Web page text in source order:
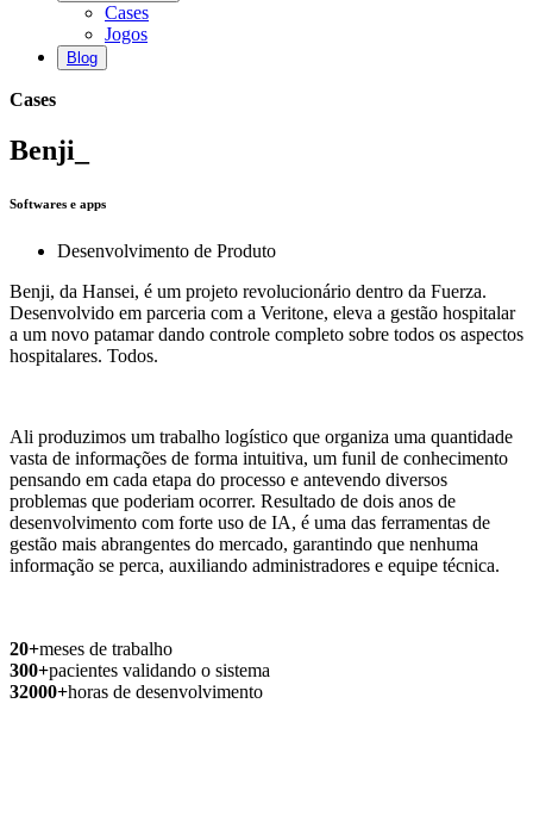
Cases
Jogos
Blog
Cases
Benji_
Softwares e apps
Desenvolvimento de Produto
Benji, da Hansei, é um projeto revolucionário dentro da Fuerza.
Desenvolvido em parceria com a Veritone, eleva a gestão hospitalar
a um novo patamar dando controle completo sobre todos os aspectos
hospitalares. Todos.
Ali produzimos um trabalho logístico que organiza uma quantidade
vasta de informações de forma intuitiva, um funil de conhecimento
pensando em cada etapa do processo e antevendo diversos
problemas que poderiam ocorrer. Resultado de dois anos de
desenvolvimento com forte uso de IA, é uma das ferramentas de
gestão mais abrangentes do mercado, garantindo que nenhuma
informação se perca, auxiliando administradores e equipe técnica.
20+meses de trabalho
300+pacientes validando o sistema
32000+horas de desenvolvimento